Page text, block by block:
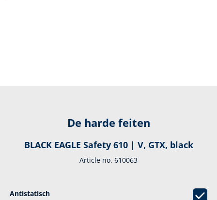
De harde feiten
BLACK EAGLE Safety 610 | V, GTX, black
Article no. 610063
Antistatisch